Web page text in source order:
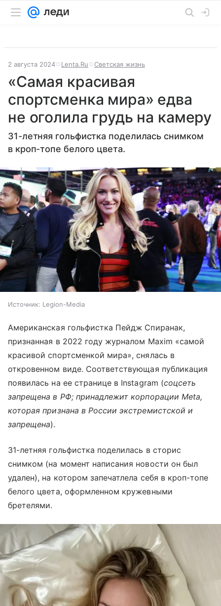
2 августа 2024 Lenta.Ru Светская жизнь
«Самая красивая
спортсменка мира» едва
не оголила грудь на камеру
31-летняя гольфистка поделилась снимком
в кроп-топе белого цвета.
Источник: Legion-Media
Американская гольфистка Пейдж Спиранак,
признанная в 2022 году журналом Maxim «самой
красивой спортсменкой мира», снялась в
откровенном виде. Соответствующая публикация
появилась на ее странице в Instagram (соцсеть
запрещена в РФ; принадлежит корпорации Meta,
которая признана в России экстремистской и
запрещена).
31-летняя гольфистка поделилась в сторис
снимком (на момент написания новости он был
удален), на котором запечатлела себя в кроп-топе
белого цвета, оформленном кружевными
бретелями.